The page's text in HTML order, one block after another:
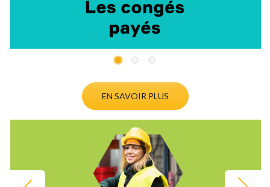
EN SAVOIR PLUS
Précédent Suivant